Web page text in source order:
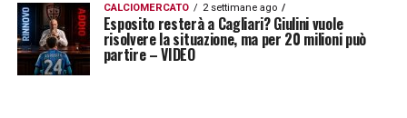
indomito Cagliari».
LA PLAYLIST DELLE NOSTRE TOP NEWS
CALCIOMERCATO 2 settimane ago
Esposito resterà a Cagliari? Giulini vuole
risolvere la situazione, ma per 20 milioni può
partire – VIDEO